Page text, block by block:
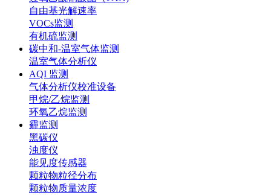
自由基光解速率
VOCs监测
有机硫监测
碳中和-温室气体监测
温室气体分析仪
AQI 监测
气体分析仪校准设备
甲烷/乙烷监测
环氧乙烷监测
霾监测
黑碳仪
浊度仪
能见度传感器
颗粒物粒径分布
颗粒物质量浓度